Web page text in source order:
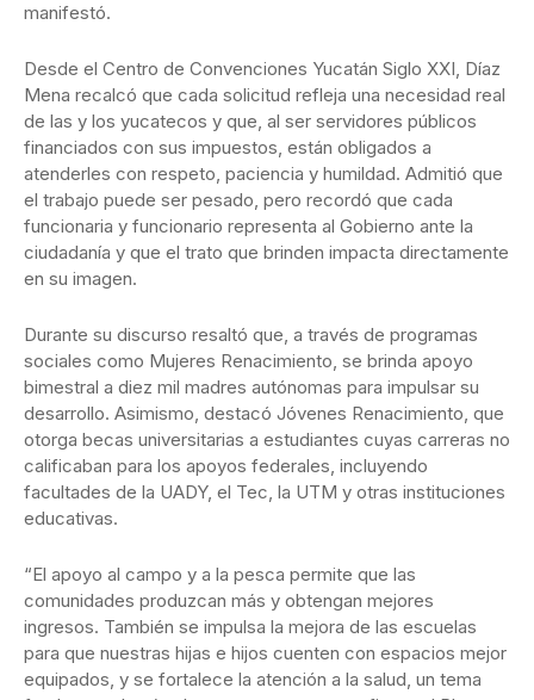
manifestó.
Desde el Centro de Convenciones Yucatán Siglo XXI, Díaz
Mena recalcó que cada solicitud refleja una necesidad real
de las y los yucatecos y que, al ser servidores públicos
financiados con sus impuestos, están obligados a
atenderles con respeto, paciencia y humildad. Admitió que
el trabajo puede ser pesado, pero recordó que cada
funcionaria y funcionario representa al Gobierno ante la
ciudadanía y que el trato que brinden impacta directamente
en su imagen.
Durante su discurso resaltó que, a través de programas
sociales como Mujeres Renacimiento, se brinda apoyo
bimestral a diez mil madres autónomas para impulsar su
desarrollo. Asimismo, destacó Jóvenes Renacimiento, que
otorga becas universitarias a estudiantes cuyas carreras no
calificaban para los apoyos federales, incluyendo
facultades de la UADY, el Tec, la UTM y otras instituciones
educativas.
“El apoyo al campo y a la pesca permite que las
comunidades produzcan más y obtengan mejores
ingresos. También se impulsa la mejora de las escuelas
para que nuestras hijas e hijos cuenten con espacios mejor
equipados, y se fortalece la atención a la salud, un tema